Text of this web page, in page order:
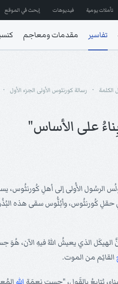
تأملات يومية فيديوهات إبحث في الموقع
تفاسير مقدمات ومعاجم
الكلمة رسالة كورنثوس الأولى الجزء الأول
على الأساس"
الرسُول الأُولى إلى أهلِ
كُورنثُوس، وأبُلُّوس سقى هذه البُذُور، ولكنَّ اللهَ هُوَ الذي
الذي يعيشُ اللهُ فيهِ الآن، هُوَ
القائِم من الموت.